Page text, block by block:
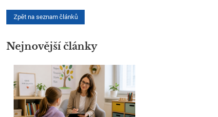
Zpět na seznam článků
Nejnovější články